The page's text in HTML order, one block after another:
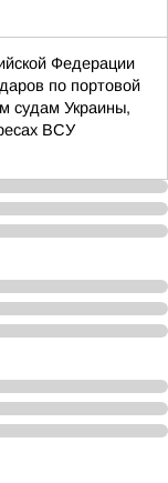
Федерации
по портовой
судам Украины,
ВСУ